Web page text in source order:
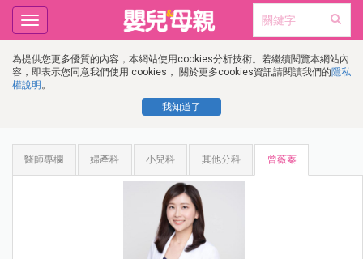
為提供您更多優質的內容，本網站使用cookies分析技術。若繼續閱覽本網站內
容，即表示您同意我們使用 cookies， 關於更多cookies資訊請閱讀我們的隱私
權說明 。
我知道了
Toggle
navigation
醫師專欄 婦產科 小兒科 其他分科 曾薇蓁